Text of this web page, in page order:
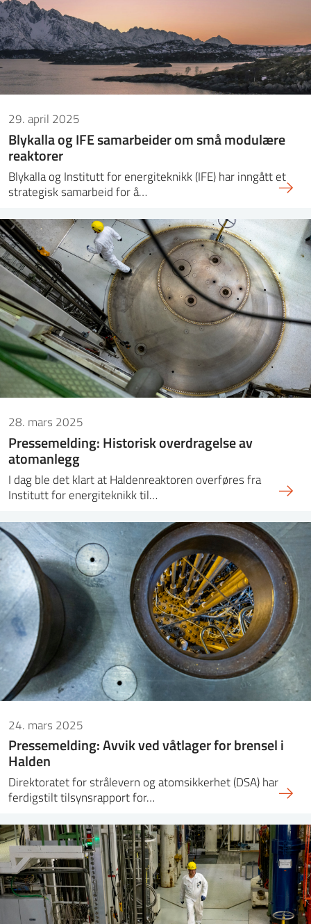
29. april 2025
Blykalla og IFE samarbeider om små modulære
reaktorer
Blykalla og Institutt for energiteknikk (IFE) har inngått et
strategisk samarbeid for å…
28. mars 2025
Pressemelding: Historisk overdragelse av
atomanlegg
I dag ble det klart at Haldenreaktoren overføres fra
Institutt for energiteknikk til…
24. mars 2025
Pressemelding: Avvik ved våtlager for brensel i
Halden
Direktoratet for strålevern og atomsikkerhet (DSA) har
ferdigstilt tilsynsrapport for…